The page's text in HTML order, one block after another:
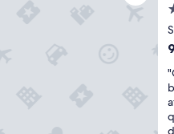
c
a
q
u
a
r
"
h
o
t